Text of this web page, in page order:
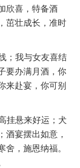
欣喜，特备酒
茁壮成长，准时
；我与女友喜结
要办满月酒，你
来赴宴，你可别
挂悬来好运；犬
酒宴摆出如意，
舍，施恩纳福。